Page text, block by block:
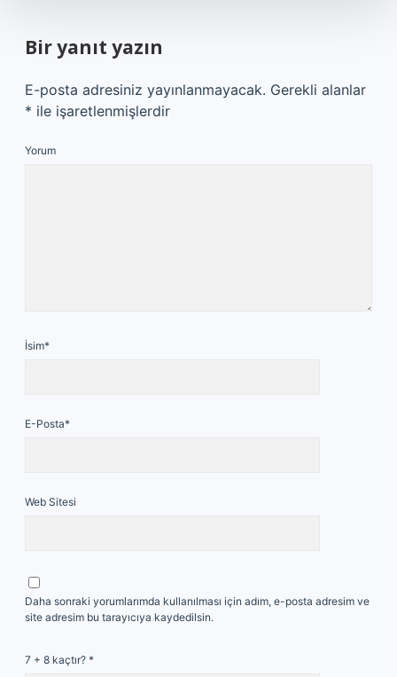
Bir yanıt yazın
E-posta adresiniz yayınlanmayacak. Gerekli alanlar
* ile işaretlenmişlerdir
Yorum
İsim*
E-Posta*
Web Sitesi
Daha sonraki yorumlarımda kullanılması için adım, e-posta adresim ve
site adresim bu tarayıcıya kaydedilsin.
7 + 8 kaçtır? *